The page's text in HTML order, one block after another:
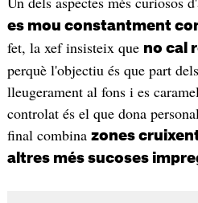
es mou constantment
fet, la xef insisteix que no cal
perquè l'objectiu és que part
lleugerament al fons i es
controlat és el que dona
final combina zones
altres més sucoses